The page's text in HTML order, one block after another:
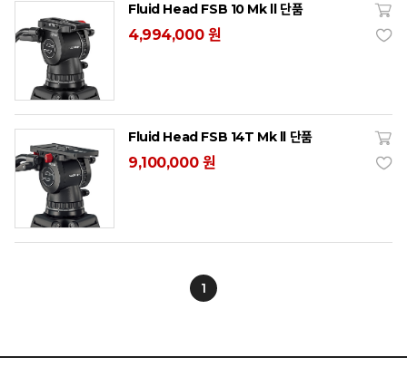
Fluid Head FSB 10 Mk ll 단품
4,994,000 원
Fluid Head FSB 14T Mk ll 단품
9,100,000 원
1